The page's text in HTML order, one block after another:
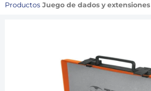
Productos Juego de dados y